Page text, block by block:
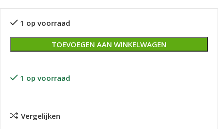
1 op voorraad
TOEVOEGEN AAN WINKELWAGEN
1 op voorraad
Vergelijken